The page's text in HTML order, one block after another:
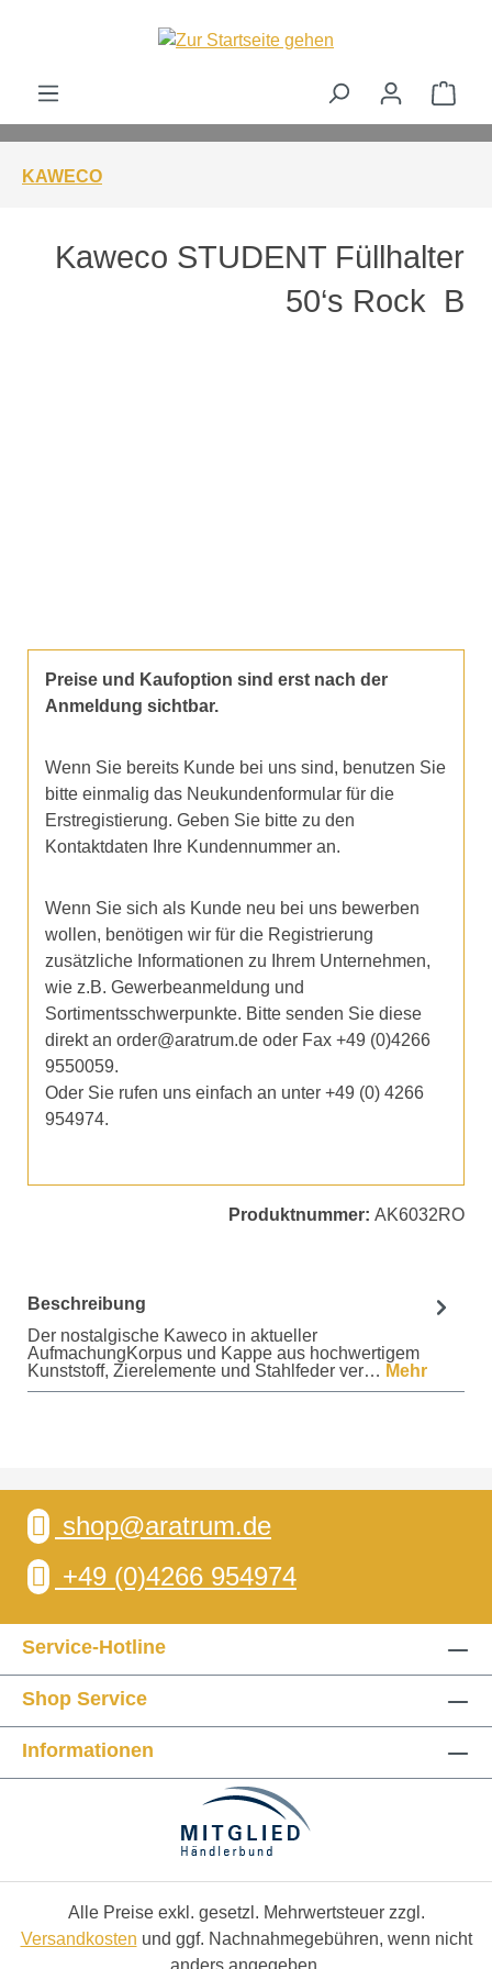
KAWECO
Kaweco STUDENT Füllhalter
50‘s Rock B
Preise und Kaufoption sind erst nach der
Anmeldung sichtbar.
Wenn Sie bereits Kunde bei uns sind, benutzen Sie
bitte einmalig das Neukundenformular für die
Erstregistierung. Geben Sie bitte zu den
Kontaktdaten Ihre Kundennummer an.
Wenn Sie sich als Kunde neu bei uns bewerben
wollen, benötigen wir für die Registrierung
zusätzliche Informationen zu Ihrem Unternehmen,
wie z.B. Gewerbeanmeldung und
Sortimentsschwerpunkte. Bitte senden Sie diese
direkt an order@aratrum.de oder Fax +49 (0)4266
9550059.
Oder Sie rufen uns einfach an unter +49 (0) 4266
954974.
Produktnummer: AK6032RO
Beschreibung
Der nostalgische Kaweco in aktueller
AufmachungKorpus und Kappe aus hochwertigem
Kunststoff, Zierelemente und Stahlfeder ver… Mehr
shop@aratrum.de
+49 (0)4266 954974
Service-Hotline
Shop Service
Informationen
Alle Preise exkl. gesetzl. Mehrwertsteuer zzgl.
Versandkosten und ggf. Nachnahmegebühren, wenn nicht
anders angegeben.